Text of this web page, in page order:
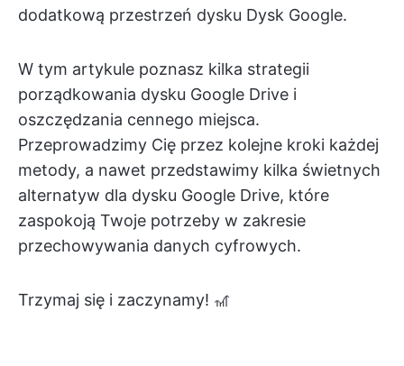
dodatkową przestrzeń dysku Dysk Google.
W tym artykule poznasz kilka strategii
porządkowania dysku Google Drive i
oszczędzania cennego miejsca.
Przeprowadzimy Cię przez kolejne kroki każdej
metody, a nawet przedstawimy kilka świetnych
alternatyw dla dysku Google Drive, które
zaspokoją Twoje potrzeby w zakresie
przechowywania danych cyfrowych.
Trzymaj się i zaczynamy! 🎢